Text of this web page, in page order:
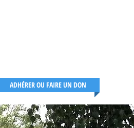
ADHÉRER OU FAIRE UN DON